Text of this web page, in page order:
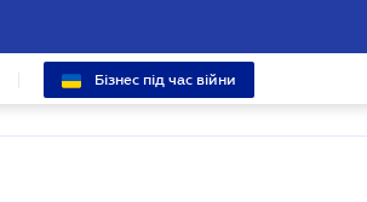
Бізнес під час війни